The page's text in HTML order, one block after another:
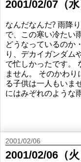
2001/02/07（
なんだなんだ? 雨降
で、この寒い冷たい
どうなっているのか
り、デカイガンダム
で忙しかったです。
ません。 そのかわ
る子供は一人もいま
にはみぞれのような
2001/02/06
2001/02/06（